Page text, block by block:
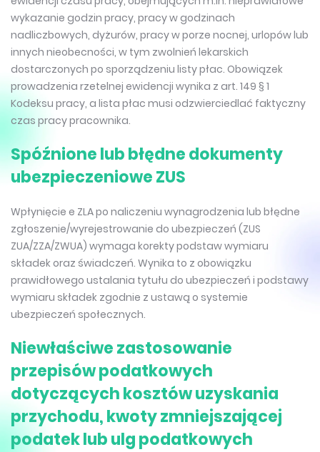
wykazanie godzin pracy, pracy w godzinach
nadliczbowych, dyżurów, pracy w porze nocnej, urlopów lub
innych nieobecności, w tym zwolnień lekarskich
dostarczonych po sporządzeniu listy płac. Obowiązek
prowadzenia rzetelnej ewidencji wynika z art. 149 § 1
Kodeksu pracy, a lista płac musi odzwierciedlać faktyczny
czas pracy pracownika.
Spóźnione lub błędne dokumenty
ubezpieczeniowe ZUS
Wpłynięcie e ZLA po naliczeniu wynagrodzenia lub błędne
zgłoszenie/wyrejestrowanie do ubezpieczeń (ZUS
ZUA/ZZA/ZWUA) wymaga korekty podstaw wymiaru
składek oraz świadczeń. Wynika to z obowiązku
prawidłowego ustalania tytułu do ubezpieczeń i podstawy
wymiaru składek zgodnie z ustawą o systemie
ubezpieczeń społecznych.
Niewłaściwe zastosowanie
przepisów podatkowych
dotyczących kosztów uzyskania
przychodu, kwoty zmniejszającej
podatek lub ulg podatkowych